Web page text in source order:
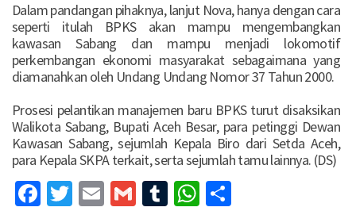
Dalam pandangan pihaknya, lanjut Nova, hanya dengan cara
seperti itulah BPKS akan mampu mengembangkan
kawasan Sabang dan mampu menjadi lokomotif
perkembangan ekonomi masyarakat sebagaimana yang
diamanahkan oleh Undang Undang Nomor 37 Tahun 2000.
Prosesi pelantikan manajemen baru BPKS turut disaksikan
Walikota Sabang, Bupati Aceh Besar, para petinggi Dewan
Kawasan Sabang, sejumlah Kepala Biro dari Setda Aceh,
para Kepala SKPA terkait, serta sejumlah tamu lainnya. (DS)
Facebook
Twitter
EmailGmailTumblrWhatsApp